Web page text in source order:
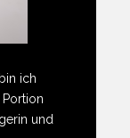
ich
und